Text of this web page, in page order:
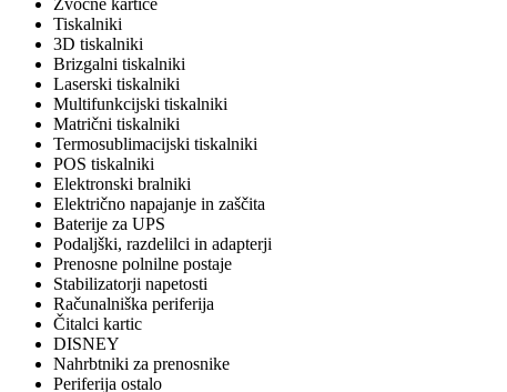
Zvočne kartice
Tiskalniki
3D tiskalniki
Brizgalni tiskalniki
Laserski tiskalniki
Multifunkcijski tiskalniki
Matrični tiskalniki
Termosublimacijski tiskalniki
POS tiskalniki
Elektronski bralniki
Električno napajanje in zaščita
Baterije za UPS
Podaljški, razdelilci in adapterji
Prenosne polnilne postaje
Stabilizatorji napetosti
Računalniška periferija
Čitalci kartic
DISNEY
Nahrbtniki za prenosnike
Periferija ostalo